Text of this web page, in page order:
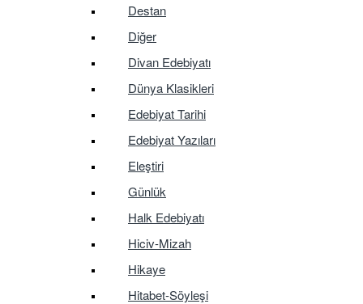
Destan
Diğer
Divan Edebiyatı
Dünya Klasikleri
Edebiyat Tarihi
Edebiyat Yazıları
Eleştiri
Günlük
Halk Edebiyatı
Hiciv-Mizah
Hikaye
Hitabet-Söyleşi